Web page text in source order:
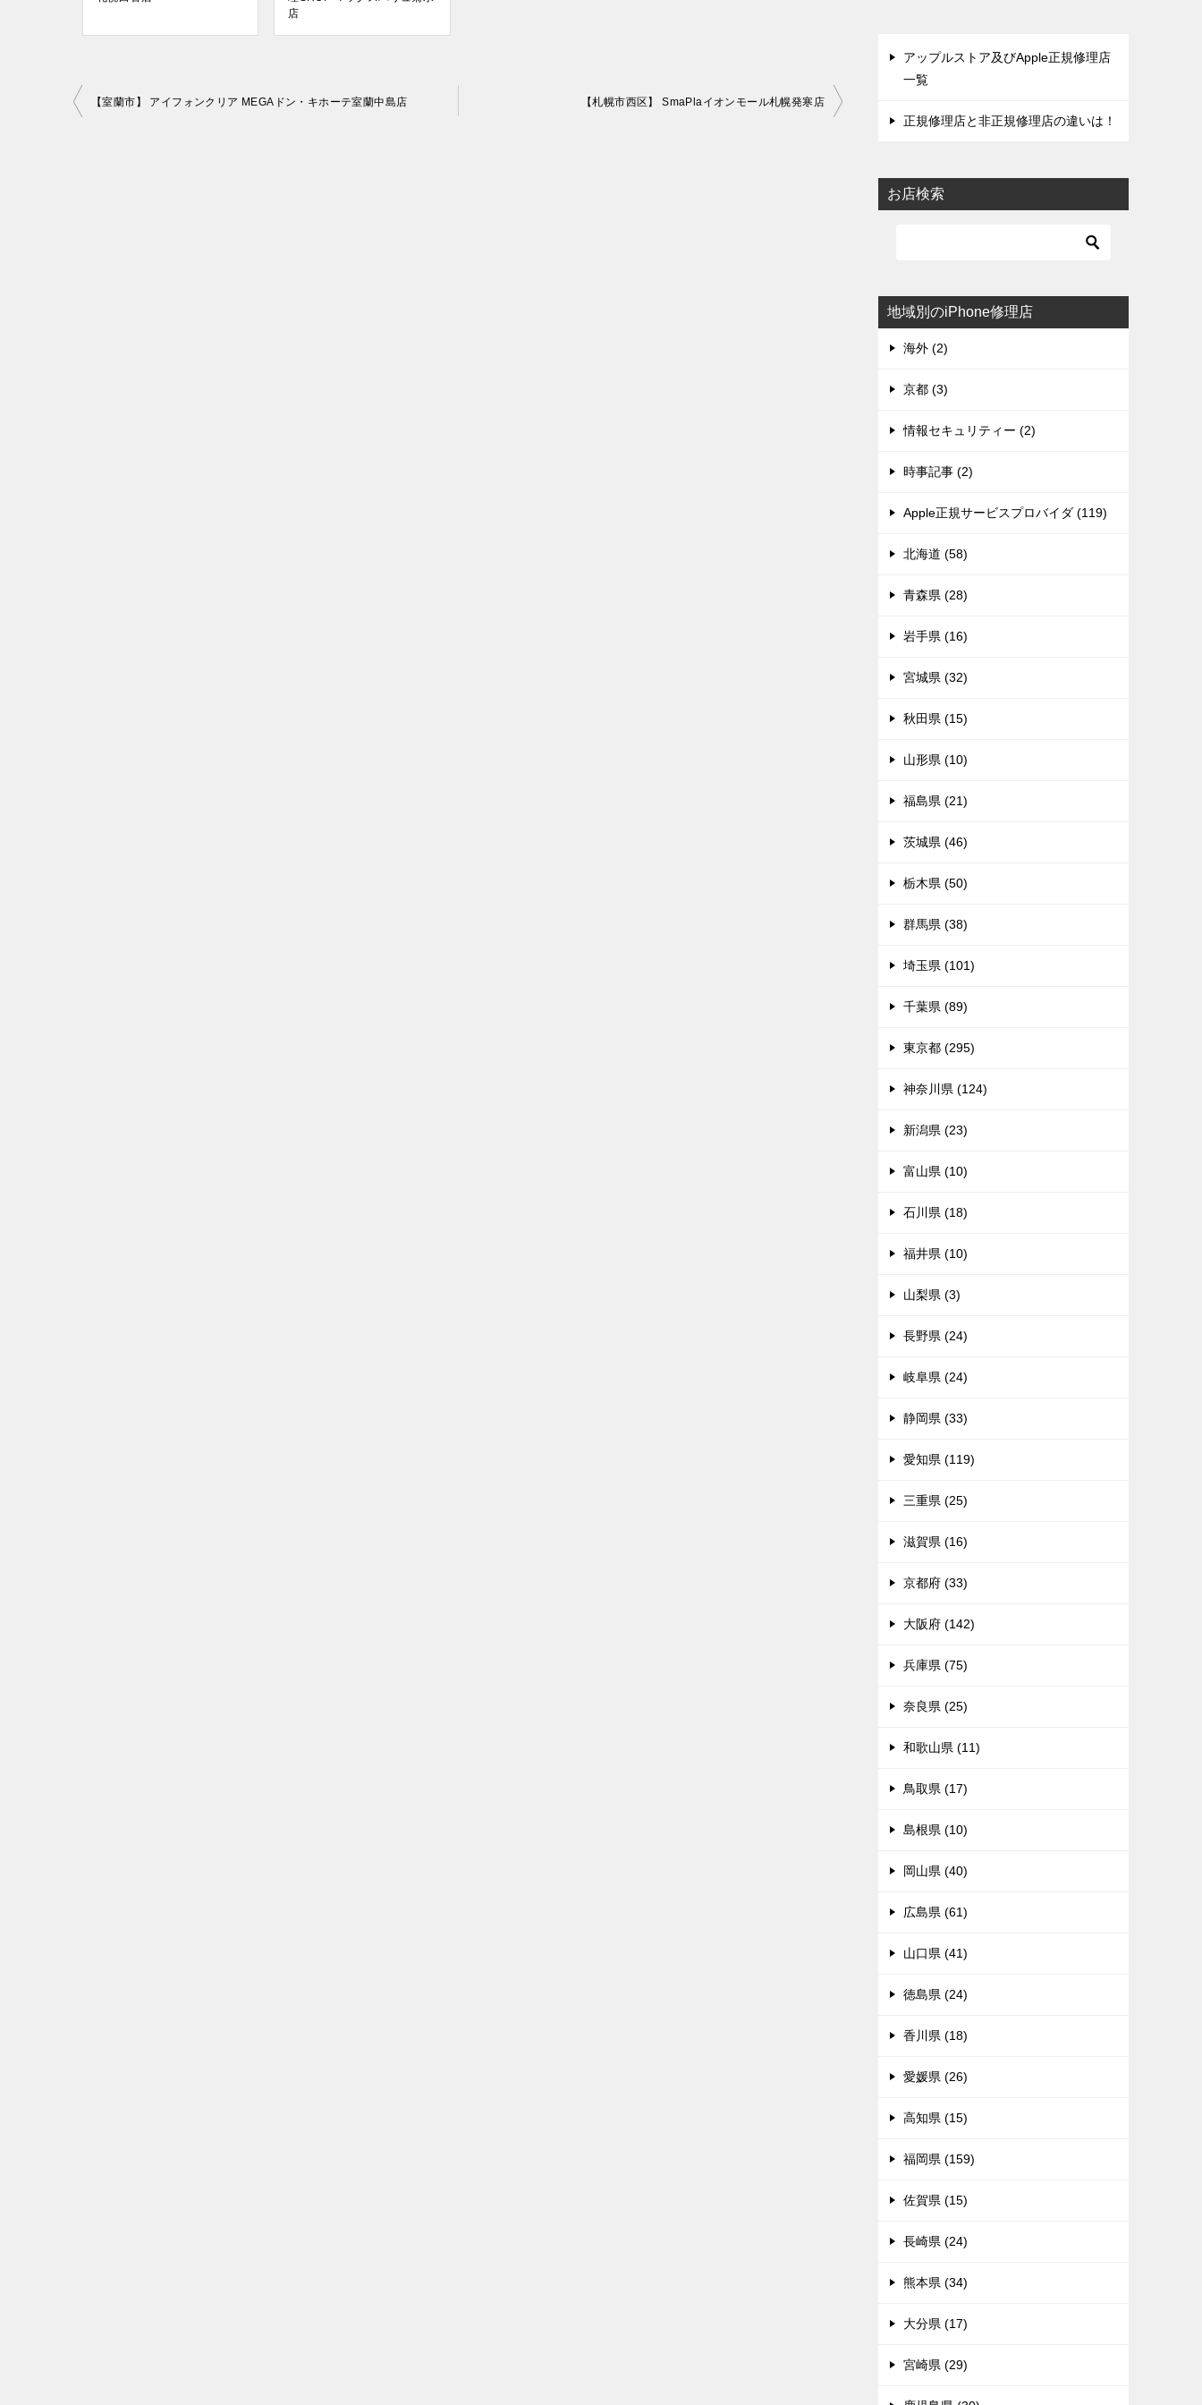
店
投
【室蘭市】 アイフォンクリア MEGAドン・キホーテ室蘭中島店 【札幌市西区】 SmaPlaイオンモール札幌発寒店
アップルストア及びApple正規修理店
一覧
正規修理店と非正規修理店の違いは！
お店検索
地域別のiPhone修理店
海外 (2)
京都 (3)
情報セキュリティー (2)
時事記事 (2)
Apple正規サービスプロバイダ (119)
北海道 (58)
青森県 (28)
岩手県 (16)
宮城県 (32)
秋田県 (15)
山形県 (10)
福島県 (21)
茨城県 (46)
栃木県 (50)
群馬県 (38)
埼玉県 (101)
千葉県 (89)
東京都 (295)
神奈川県 (124)
新潟県 (23)
富山県 (10)
石川県 (18)
福井県 (10)
山梨県 (3)
長野県 (24)
岐阜県 (24)
静岡県 (33)
愛知県 (119)
三重県 (25)
滋賀県 (16)
京都府 (33)
大阪府 (142)
兵庫県 (75)
奈良県 (25)
和歌山県 (11)
鳥取県 (17)
島根県 (10)
岡山県 (40)
広島県 (61)
山口県 (41)
徳島県 (24)
香川県 (18)
愛媛県 (26)
高知県 (15)
福岡県 (159)
佐賀県 (15)
長崎県 (24)
熊本県 (34)
大分県 (17)
宮崎県 (29)